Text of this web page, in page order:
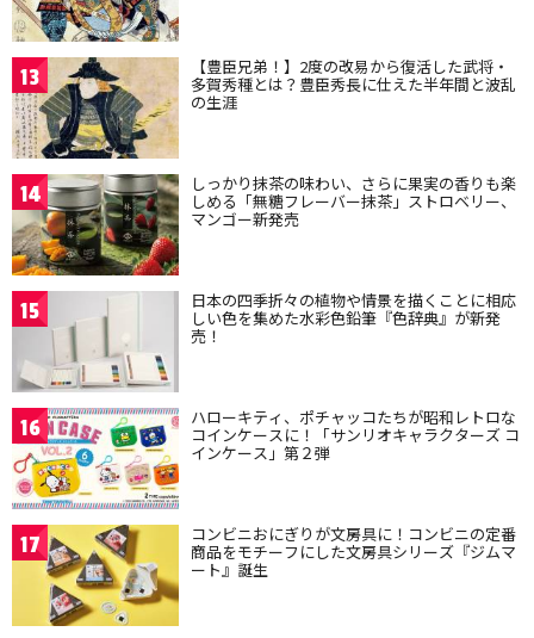
13 【豊臣兄弟！】2度の改易から復活した武将・
多賀秀種とは？豊臣秀長に仕えた半年間と波乱
の生涯
14 しっかり抹茶の味わい、さらに果実の香りも楽
しめる「無糖フレーバー抹茶」ストロベリー、
マンゴー新発売
15 日本の四季折々の植物や情景を描くことに相応
しい色を集めた水彩色鉛筆『色辞典』が新発
売！
16 ハローキティ、ポチャッコたちが昭和レトロな
コインケースに！「サンリオキャラクターズ コ
インケース」第２弾
17 コンビニおにぎりが文房具に！コンビニの定番
商品をモチーフにした文房具シリーズ『ジムマ
ート』誕生